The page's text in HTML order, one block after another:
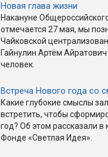
Новая глава жизни
Накануне
отмечается 27 мая, мы
Чайковской
Гайнулин Артём
человек.
Встреча Нового года со
Какие глубокие смыслы
встретить, чтобы
год? Об этом рассказали в
Фонде «Светлая Идея».